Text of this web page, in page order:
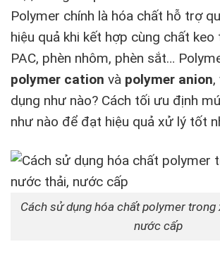
Polymer chính là hóa chất hỗ trợ
hiệu quả khi kết hợp cùng chất keo
PAC, phèn nhôm, phèn sắt…
polymer cation và polymer anion,
dụng như nào? Cách tối ưu định
như nào để đạt hiệu quả xử lý tốt
Cách sử dụng hóa chất polymer trong
nước cấp